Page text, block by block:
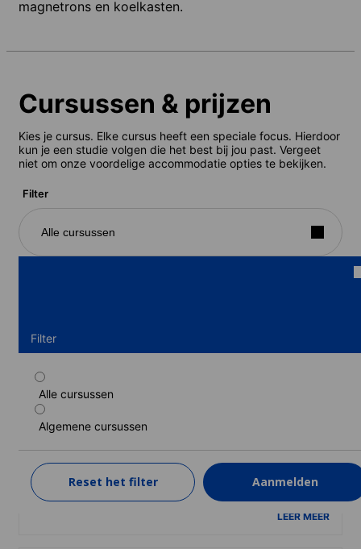
magnetrons en koelkasten.
Cursussen & prijzen
Kies je cursus. Elke cursus heeft een speciale focus. Hierdoor
kun je een studie volgen die het best bij jou past. Vergeet
niet om onze voordelige accommodatie opties te bekijken.
Filter
Alle cursussen
Filter
Alle cursussen
Algemene cursussen
Reset het filter Aanmelden
Standaard cursus
Duur: 1 - 52 weken
1 week
556 EUR
LEER MEER